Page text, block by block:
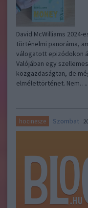
David McWilliams
történelmi panoráma,
válogatott epizódokon
Valójában egy
közgazdaságtan, de
elmélettörténet. Nem…..
hocinesze Szombat